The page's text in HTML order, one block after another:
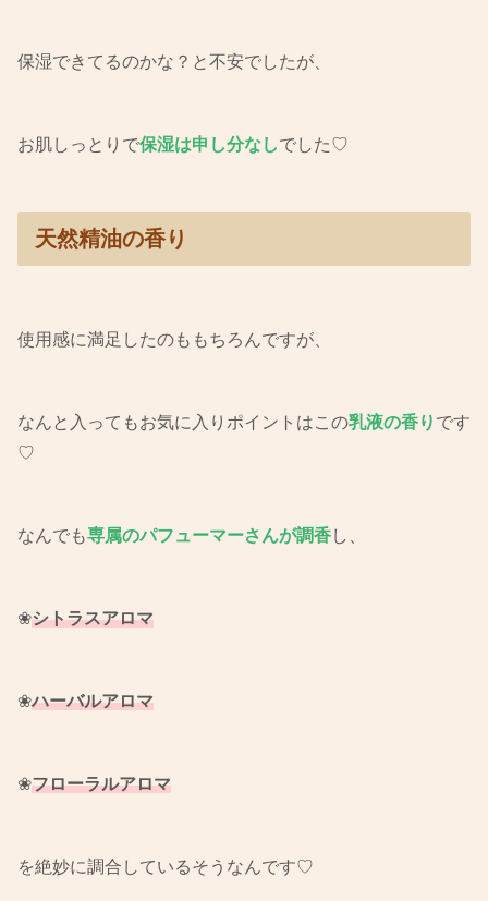
保湿できてるのかな？と不安でしたが、
お肌しっとりで保湿は申し分なしでした♡
天然精油の香り
使用感に満足したのももちろんですが、
なんと入ってもお気に入りポイントはこの乳液の香り です
♡
なんでも専属のパフューマーさんが調香し、
❀シトラスアロマ
❀ハーバルアロマ
❀フローラルアロマ
を絶妙に調合しているそうなんです♡